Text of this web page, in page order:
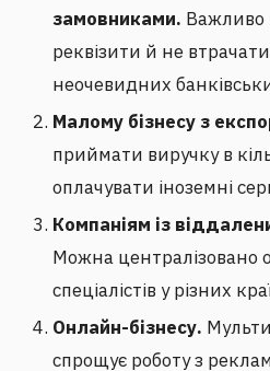
замовниками.
реквізити й не
неочевидних
Малому бізнесу з
приймати виручку в
оплачувати іноземні
Компаніям із
Можна централізовано
спеціалістів у різних
Онлайн-бізнесу.
спрощує роботу з